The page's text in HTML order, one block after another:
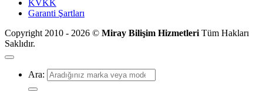
KVKK
Garanti Şartları
Copyright 2010 - 2026 © Miray Bilişim Hizmetleri Tüm Hakları
Saklıdır.
Ara: